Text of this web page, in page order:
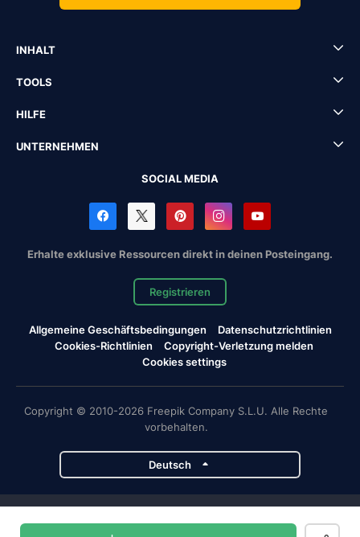
INHALT
TOOLS
HILFE
UNTERNEHMEN
SOCIAL MEDIA
Erhalte exklusive Ressourcen direkt in deinen Posteingang.
Registrieren
Allgemeine Geschäftsbedingungen
Datenschutzrichtlinien
Cookies-Richtlinien
Copyright-Verletzung melden
Cookies settings
Copyright © 2010-2026 Freepik Company S.L.U. Alle Rechte
vorbehalten.
Deutsch